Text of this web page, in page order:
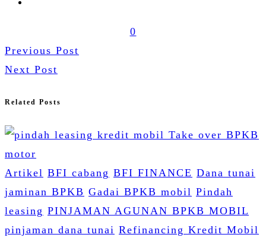
0
Previous Post
Next Post
Related Posts
Artikel BFI cabang BFI FINANCE Dana tunai
jaminan BPKB Gadai BPKB mobil Pindah
leasing PINJAMAN AGUNAN BPKB MOBIL
pinjaman dana tunai Refinancing Kredit Mobil